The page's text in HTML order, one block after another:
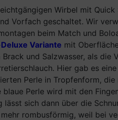
Wirbel mit Quick
Vorfach geschaltet. Wir
beim Match und
Variante mit
und Salzwasser, als die
Hier gab es
Perle in Tropfenform,
Perle wird mit den
lässt sich dann über die
rombusförmig, weil bei